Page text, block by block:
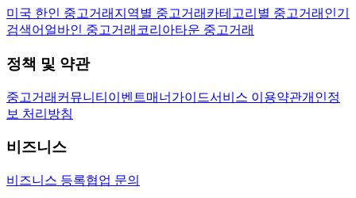
미국 한인 중고거래 지역별 중고거래 카테고리별 중고거래 인기
검색어 얼바인 중고거래 코리아타운 중고거래
정책 및 약관
중고거래 커뮤니티 이벤트매너가이드서비스 이용약관개인정
보 처리방침
비즈니스
비즈니스 등록협업 문의